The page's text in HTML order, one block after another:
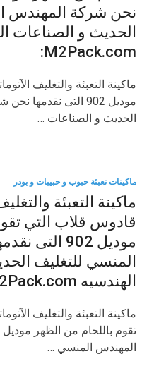
نحن شركة المهندس
الحديث و الصناعات
M2Pack.com:
ماكينة التعبئة والتغليف
موديل 902 التى
الحديث و الصناعات …
ماكينات تعبئة حبوب و حبيبات و بودر
ماكينة التعبئة
قادوس قلاب التي
موديل 902
المنسي للتغليف
الهندسيه M2Pack.com:
ماكينة التعبئة والتغليف
المهندس المنسي …